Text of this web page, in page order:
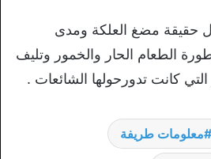
حقيقة مضغ العلكة ومدى
الطعام الحار والخمور وتليف
التي كانت تدورحولها الشائعات .
معلومات طريفة